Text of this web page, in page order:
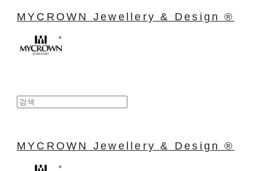
MYCROWN Jewellery & Design ®
MYCROWN Jewellery & Design ®